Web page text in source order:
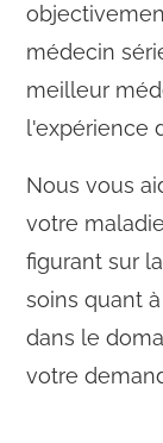
médecin
meilleur
l'expérience
Nous vous
votre
figurant sur
soins quant
dans le
votre